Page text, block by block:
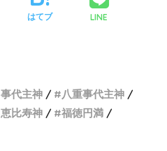
はてブ LINE
事代主神
八重事代主神
恵比寿神
福徳円満